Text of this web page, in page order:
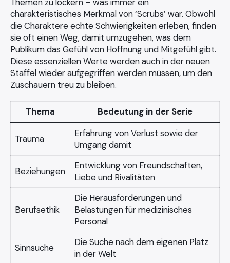
Themen zu lockern – was immer ein
charakteristisches Merkmal von ‘Scrubs’ war. Obwohl
die Charaktere echte Schwierigkeiten erleben, finden
sie oft einen Weg, damit umzugehen, was dem
Publikum das Gefühl von Hoffnung und Mitgefühl gibt.
Diese essenziellen Werte werden auch in der neuen
Staffel wieder aufgegriffen werden müssen, um den
Zuschauern treu zu bleiben.
Thema Bedeutung in der Serie
Trauma
Erfahrung von Verlust sowie der
Umgang damit
Beziehungen
Entwicklung von Freundschaften,
Liebe und Rivalitäten
Berufsethik
Die Herausforderungen und
Belastungen für medizinisches
Personal
Sinnsuche
Die Suche nach dem eigenen Platz
in der Welt